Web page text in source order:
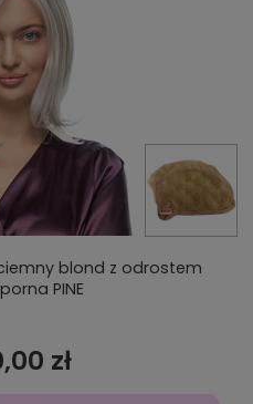
blond z odrostem
PINE
zł